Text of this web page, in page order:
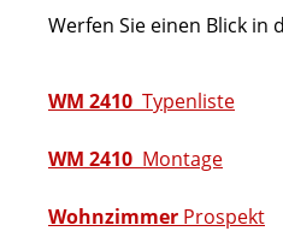
Werfen Sie einen Blick in
WM 2410 Typenliste
WM 2410 Montage
Wohnzimmer Prospekt